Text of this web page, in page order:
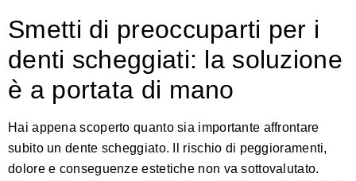
Smetti di preoccuparti per i
denti scheggiati: la soluzione
è a portata di mano
Hai appena scoperto quanto sia importante affrontare
subito un dente scheggiato. Il rischio di peggioramenti,
dolore e conseguenze estetiche non va sottovalutato.